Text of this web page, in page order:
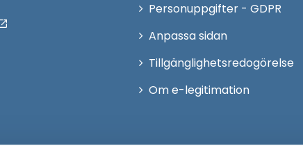
Personuppgifter - GDPR
Anpassa sidan
Tillgänglighetsredogörelse
Om e-legitimation